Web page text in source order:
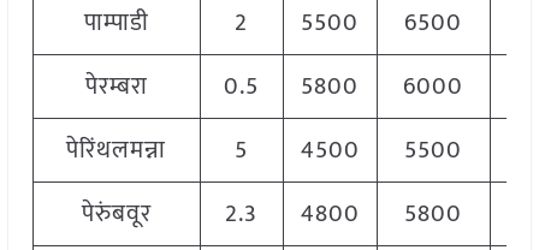
पाम्पाडी
2 5500 6500
पेरम्बरा
0.5 5800 6000
पेरिंथलमन्ना
5 4500 5500
पेरुंबवूर
2.3 4800 5800